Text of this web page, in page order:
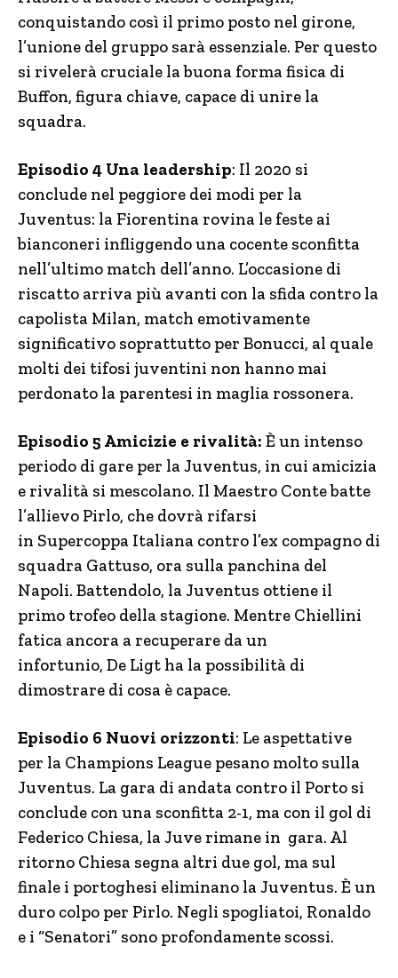
conquistando così il primo posto nel girone,
l’unione del gruppo sarà essenziale. Per questo
si rivelerà cruciale la buona forma fisica di
Buffon, figura chiave, capace di unire la
squadra.
Episodio 4 Una leadership: Il 2020 si
conclude nel peggiore dei modi per la
Juventus: la Fiorentina rovina le feste ai
bianconeri infliggendo una cocente sconfitta
nell’ultimo match dell’anno. L’occasione di
riscatto arriva più avanti con la sfida contro la
capolista Milan, match emotivamente
significativo soprattutto per Bonucci, al quale
molti dei tifosi juventini non hanno mai
perdonato la parentesi in maglia rossonera.
Episodio 5 Amicizie e rivalità: È un intenso
periodo di gare per la Juventus, in cui amicizia
e rivalità si mescolano. Il Maestro Conte batte
l’allievo Pirlo, che dovrà rifarsi
in Supercoppa Italiana contro l’ex compagno di
squadra Gattuso, ora sulla panchina del
Napoli. Battendolo, la Juventus ottiene il
primo trofeo della stagione. Mentre Chiellini
fatica ancora a recuperare da un
infortunio, De Ligt ha la possibilità di
dimostrare di cosa è capace.
Episodio 6 Nuovi orizzonti: Le aspettative
per la Champions League pesano molto sulla
Juventus. La gara di andata contro il Porto si
conclude con una sconfitta 2-1, ma con il gol di
Federico Chiesa, la Juve rimane in gara. Al
ritorno Chiesa segna altri due gol, ma sul
finale i portoghesi eliminano la Juventus. È un
duro colpo per Pirlo. Negli spogliatoi, Ronaldo
e i “Senatori” sono profondamente scossi.